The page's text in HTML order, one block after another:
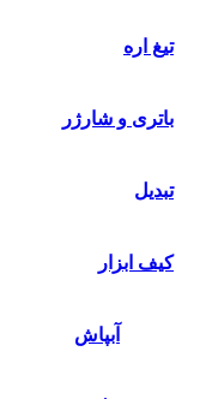
تیغ اره
باتری و شارژر
تبدیل
کیف ابزار
آبپاش